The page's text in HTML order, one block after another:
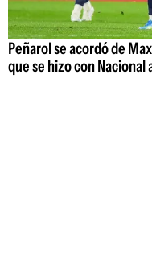
Peñarol se acordó de
que se hizo con Nacional